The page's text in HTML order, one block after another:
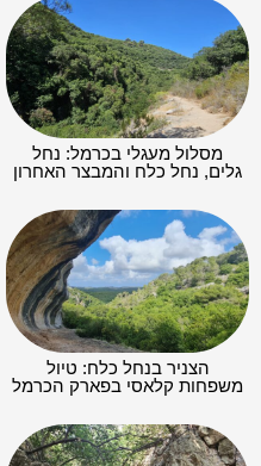
מסלול מעגלי בכרמל: נחל
גלים, נחל כלח והמבצר האחרון
הצניר בנחל כלח: טיול
משפחות קלאסי בפארק הכרמל